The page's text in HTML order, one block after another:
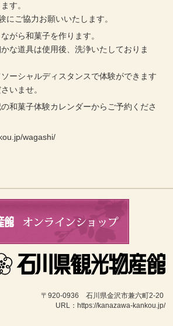
す。
ご協力お願いいたします。
がら和菓子を作ります。
な道具は使用後、洗浄いたしておりま
ーシャルディスタンスで体験ができます
いませ。
和菓子体験カレンダーからご予約くださ
wagashi/
〒920-0936　石川県金沢市兼六町2-20
URL：https://kanazawa-kankou.jp/